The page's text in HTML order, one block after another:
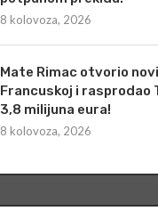
8 kolovoza, 2026
Mate Rimac otvorio
Francuskoj i rasprodao
3,8 milijuna eura!
8 kolovoza, 2026